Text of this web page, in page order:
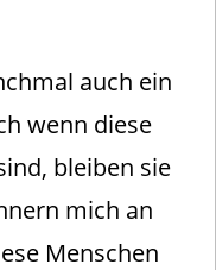
auch ein
wenn diese
bleiben sie
mich an
Menschen